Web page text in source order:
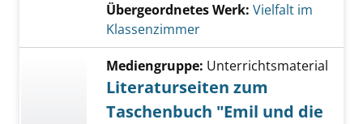
Übergeordnetes Werk: Vielfalt im
Klassenzimmer
Mediengruppe: Unterrichtsmaterial
Literaturseiten zum
Taschenbuch "Emil und die